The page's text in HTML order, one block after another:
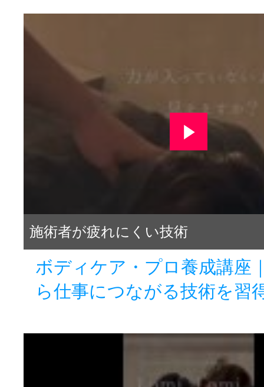
施術者が疲れにくい技術
ボディケア・プロ養成講座
ら仕事につながる技術を習